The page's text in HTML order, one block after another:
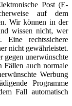
Post (E-
auf dem
Wir können in der
wissen nicht, wer
Eine rechtssichere
nicht gewährleistet.
unerwünschte
Fällen auch normale
Werbung
Programme
Fall automatisch